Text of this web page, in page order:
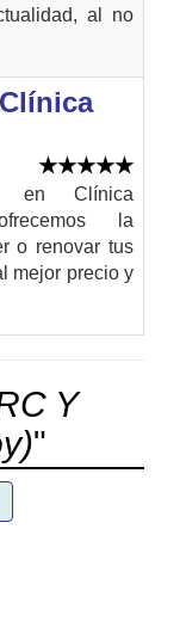
al no
Clínica
en Clínica
la
o renovar tus
mejor precio y
Y
"